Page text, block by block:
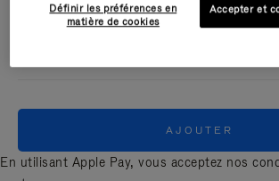
BRILLANT
AJOUTER
En utilisant Apple Pay, vous acceptez nos
Définir les préférences en
matière de cookies
Accepter et